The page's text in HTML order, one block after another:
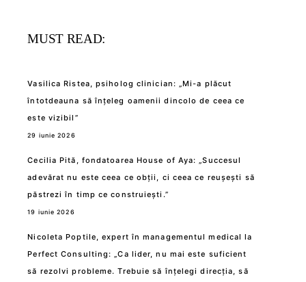
MUST READ:
Vasilica Ristea, psiholog clinician: „Mi-a plăcut
întotdeauna să înțeleg oamenii dincolo de ceea ce
este vizibil”
29 iunie 2026
Cecilia Pită, fondatoarea House of Aya: „Succesul
adevărat nu este ceea ce obții, ci ceea ce reușești să
păstrezi în timp ce construiești.”
19 iunie 2026
Nicoleta Poptile, expert în managementul medical la
Perfect Consulting: „Ca lider, nu mai este suficient
să rezolvi probleme. Trebuie să înțelegi direcția, să